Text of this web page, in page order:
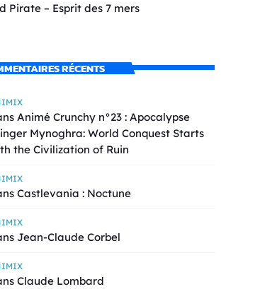
Pirate – Esprit des 7 mers
RÉCENTS
Animé Crunchy n°23 : Apocalypse
Mynoghra: World Conquest Starts
the Civilization of Ruin
Castlevania : Noctune
Jean-Claude Corbel
Claude Lombard